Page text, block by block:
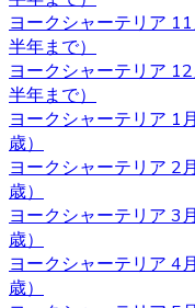
があり、女の子の場合
出たり、妊娠の危険性
合も性格は飼い主の育
が合って気に入った子
ではないでしょう。
2020.10.30
ヨークシャーテリアは
けで十分な運動になり
行ってあげられるか不
ヨークシャテリアのス
軽めの散歩に連れてい
ヨークシャーテリア
半年まで）
ヨークシャーテリア
半年まで）
ヨークシャーテリア 1
歳）
ヨークシャーテリア 2
歳）
ヨークシャーテリア 3
歳）
ヨークシャーテリア 4
歳）